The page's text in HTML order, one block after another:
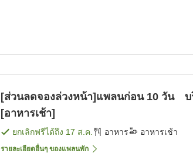
[ส่วนลดจองล่วงหน้า]แพลนก่อน 10 วัน บ
[อาหารเช้า]
ยกเลิกฟรีได้ถึง 17 ส.ค. อาหาร อาหารเช้า
รายละเอียดอื่นๆ ของแพลนพัก